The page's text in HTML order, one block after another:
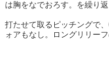
は胸をなでおろす。を繰り
打たせて取るピッチングで
ォアもなし。ロングリリー